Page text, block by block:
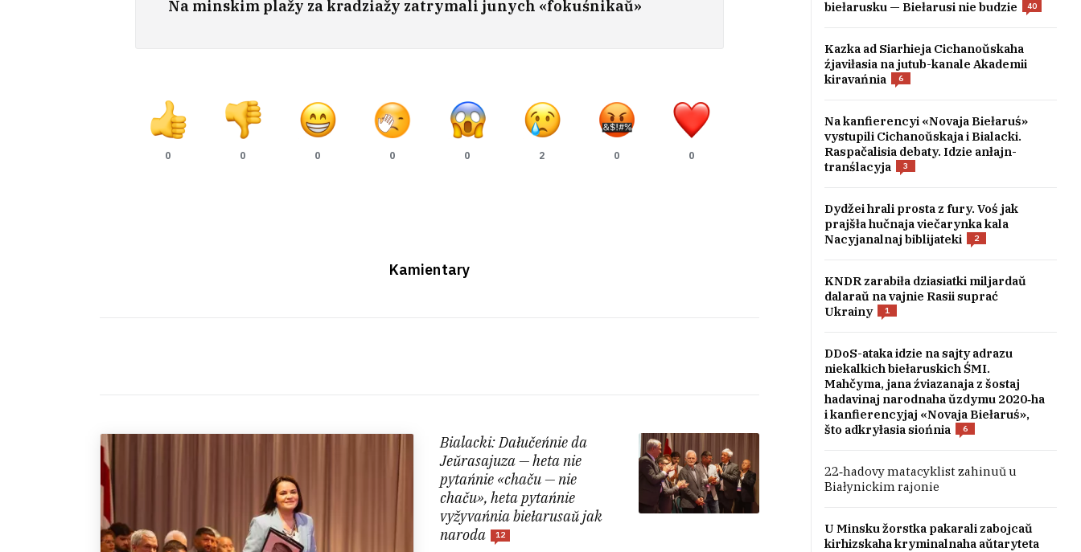
Na minskim plažy za kradziažy zatrymali junych «fokuśnikaŭ»
0 0 0 0 0 2 0 0
Kamientary
Bialacki: Dałučeńnie da
Jeŭrasajuza — heta nie
pytańnie «chaču — nie
chaču», heta pytańnie
vyžyvańnia biełarusaŭ jak
naroda
12
biełarusku — Biełarusi nie budzie
40
Kazka ad Siarhieja Cichanoŭskaha
źjaviłasia na jutub-kanale Akademii
kiravańnia
6
Na kanfierencyi «Novaja Biełaruś»
vystupili Cichanoŭskaja i Bialacki.
Raspačalisia debaty. Idzie anłajn-
tranślacyja
3
Dydžei hrali prosta z fury. Voś jak
prajšła hučnaja viečarynka kala
Nacyjanalnaj biblijateki
2
KNDR zarabiła dziasiatki miljardaŭ
dalaraŭ na vajnie Rasii suprać
Ukrainy
1
DDoS-ataka idzie na sajty adrazu
niekalkich biełaruskich ŚMI.
Mahčyma, jana źviazanaja z šostaj
hadavinaj narodnaha ŭzdymu 2020‑ha
i kanfierencyjaj «Novaja Biełaruś»,
što adkryłasia siońnia
6
22‑hadovy matacyklist zahinuŭ u
Białynickim rajonie
U Minsku žorstka pakarali zabojcaŭ
kirhizskaha kryminalnaha aŭtaryteta